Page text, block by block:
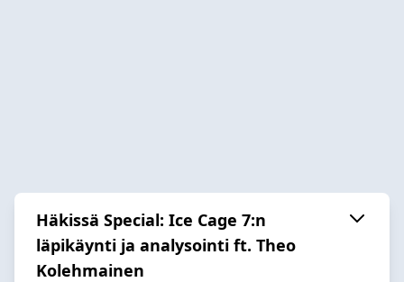
Häkissä Special: Ice Cage 7:n
läpikäynti ja analysointi ft. Theo
Kolehmainen